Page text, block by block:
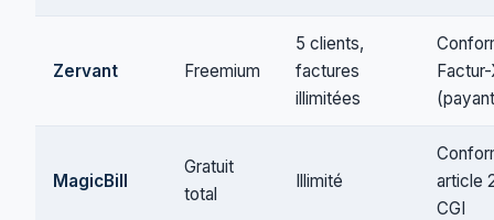
Zervant Freemium
5 clients,
factures
illimitées
MagicBill
Gratuit
total
Illimité
article
CGI